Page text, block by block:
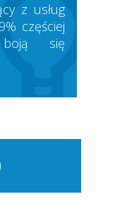
z usług
częściej
się